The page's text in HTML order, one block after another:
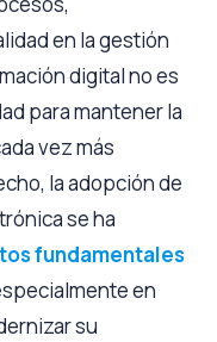
en la gestión
digital no es
para mantener la
vez más
la adopción de
se ha
fundamentales
en
su